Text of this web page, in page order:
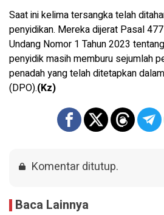
Saat ini kelima tersangka telah
penyidikan. Mereka dijerat Pasal
Undang Nomor 1 Tahun 2023
penyidik masih memburu sejumlah
penadah yang telah ditetapkan
(DPO).(Kz)
Komentar ditutup.
Baca Lainnya